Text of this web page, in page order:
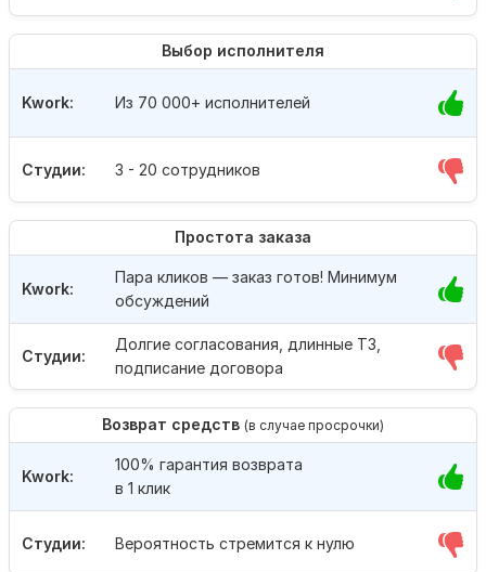
Выбор исполнителя
Студии: 3 - 20 сотрудников
Kwork: Из 70 000+ исполнителей
Простота заказа
Студии:
Долгие согласования, длинные ТЗ,
подписание договора
Kwork:
Пара кликов — заказ готов! Минимум
обсуждений
Возврат средств (в случае просрочки)
Студии: Вероятность стремится к нулю
Kwork:
100% гарантия возврата
в 1 клик